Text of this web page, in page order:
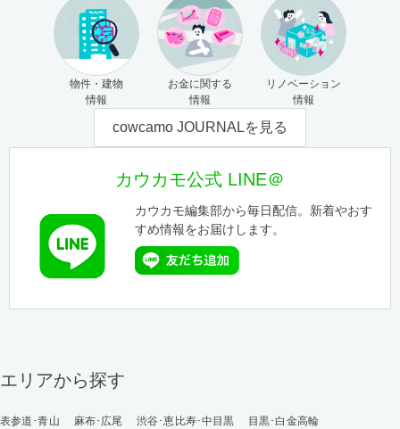
物件・建物
情報
お金に関する
情報
リノベーション
情報
cowcamo JOURNALを見る
カウカモ公式 LINE＠
カウカモ編集部から毎日配信。新着やおす
すめ情報をお届けします。
エリアから探す
表参道･青山 麻布･広尾 渋谷･恵比寿･中目黒
目黒･白金高輪